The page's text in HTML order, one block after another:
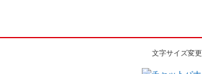
文字サイズ変更